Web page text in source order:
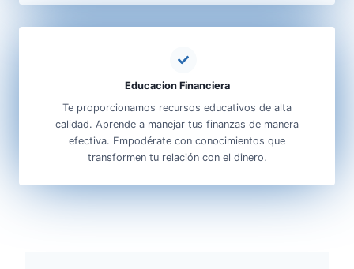
Educacion Financiera
Te proporcionamos recursos educativos de alta
calidad. Aprende a manejar tus finanzas de manera
efectiva. Empodérate con conocimientos que
transformen tu relación con el dinero.